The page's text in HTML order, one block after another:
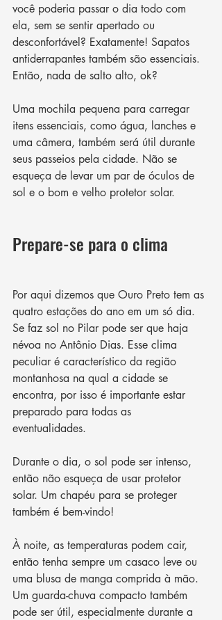
você poderia passar o dia todo com
ela, sem se sentir apertado ou
desconfortável? Exatamente! Sapatos
antiderrapantes também são essenciais.
Então, nada de salto alto, ok?
Uma mochila pequena para carregar
itens essenciais, como água, lanches e
uma câmera, também será útil durante
seus passeios pela cidade. Não se
esqueça de levar um par de óculos de
sol e o bom e velho protetor solar.
Prepare-se para o clima
Por aqui dizemos que Ouro Preto tem as
quatro estações do ano em um só dia.
Se faz sol no Pilar pode ser que haja
névoa no Antônio Dias. Esse clima
peculiar é característico da região
montanhosa na qual a cidade se
encontra, por isso é importante estar
preparado para todas as
eventualidades.
Durante o dia, o sol pode ser intenso,
então não esqueça de usar protetor
solar. Um chapéu para se proteger
também é bem-vindo!
À noite, as temperaturas podem cair,
então tenha sempre um casaco leve ou
uma blusa de manga comprida à mão.
Um guarda-chuva compacto também
pode ser útil, especialmente durante a